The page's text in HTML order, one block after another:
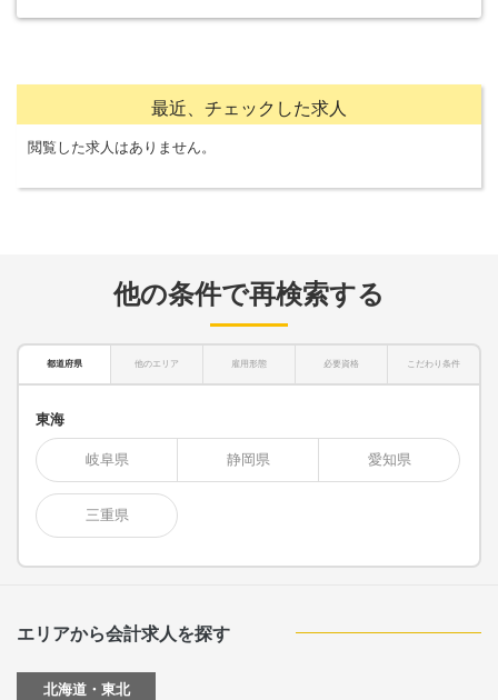
最近、チェックした求人
閲覧した求人はありません。
他の条件で再検索する
都道府県 他のエリア 雇用形態 必要資格 こだわり条件
東海
岐阜県 静岡県 愛知県
三重県
エリアから会計求人を探す
北海道・東北